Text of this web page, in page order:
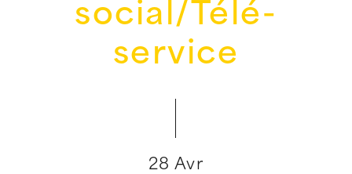
social/Télé-
service
28 Avr